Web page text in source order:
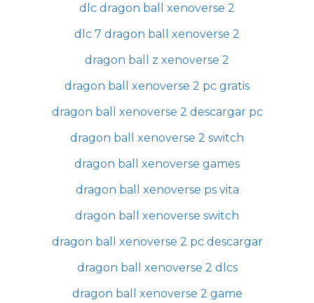
dlc dragon ball xenoverse 2
dlc 7 dragon ball xenoverse 2
dragon ball z xenoverse 2
dragon ball xenoverse 2 pc gratis
dragon ball xenoverse 2 descargar pc
dragon ball xenoverse 2 switch
dragon ball xenoverse games
dragon ball xenoverse ps vita
dragon ball xenoverse switch
dragon ball xenoverse 2 pc descargar
dragon ball xenoverse 2 dlcs
dragon ball xenoverse 2 game